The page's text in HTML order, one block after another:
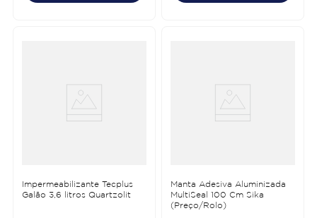
Impermeabilizante Tecplus
Galão 3,6 litros Quartzolit
Manta Adesiva Aluminizada
MultiSeal 100 Cm Sika
(Preço/Rolo)